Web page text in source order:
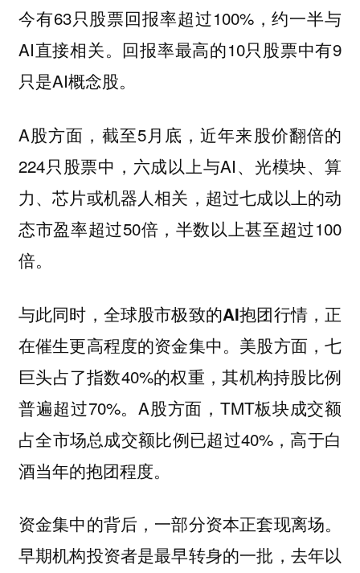
今有63只股票回报率超过100%，约一半与
AI直接相关。回报率最高的10只股票中有9
只是AI概念股。
A股方面，截至5月底，近年来股价翻倍的
224只股票中，六成以上与AI、光模块、算
力、芯片或机器人相关，超过七成以上的动
态市盈率超过50倍，半数以上甚至超过100
倍。
与此同时，全球股市极致的AI抱团行情，正
在催生更高程度的资金集中。 美股方面，七
巨头占了指数40%的权重，其机构持股比例
普遍超过70%。A股方面，TMT板块成交额
占全市场总成交额比例已超过40%，高于白
酒当年的抱团程度。
资金集中的背后，一部分资本正套现离场。
早期机构投资者是最早转身的一批，去年以